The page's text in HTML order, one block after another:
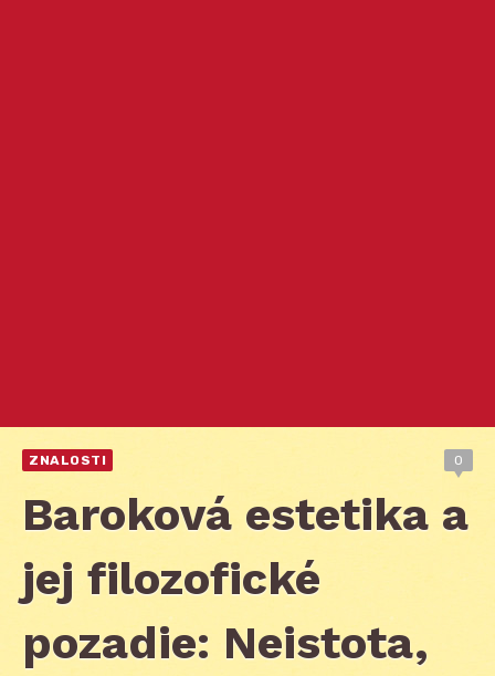
ZNALOSTI 0
Baroková estetika a
jej filozofické
pozadie: Neistota,